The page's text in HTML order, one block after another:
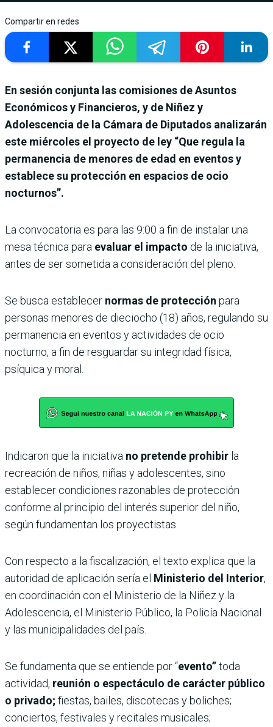
Compartir en redes
En sesión conjunta las comisiones de Asuntos
Económicos y Financieros, y de Niñez y
Adolescencia de la Cámara de Diputados analizarán
este miércoles el proyecto de ley “Que regula la
permanencia de menores de edad en eventos y
establece su protección en espacios de ocio
nocturnos”.
La convocatoria es para las 9:00 a fin de instalar una
mesa técnica para evaluar el impacto de la iniciativa,
antes de ser sometida a consideración del pleno.
Se busca establecer normas de protección para
personas menores de dieciocho (18) años, regulando su
permanencia en eventos y actividades de ocio
nocturno, a fin de resguardar su integridad física,
psíquica y moral.
Indicaron que la iniciativa no pretende prohibir la
recreación de niños, niñas y adolescentes, sino
establecer condiciones razonables de protección
conforme al principio del interés superior del niño,
según fundamentan los proyectistas.
Con respecto a la fiscalización, el texto explica que la
autoridad de aplicación sería el Ministerio del Interior,
en coordinación con el Ministerio de la Niñez y la
Adolescencia, el Ministerio Público, la Policía Nacional
y las municipalidades del país.
Se fundamenta que se entiende por “evento”toda
actividad, reunión o espectáculo de carácter público
o privado; fiestas, bailes, discotecas y boliches;
conciertos, festivales y recitales musicales;